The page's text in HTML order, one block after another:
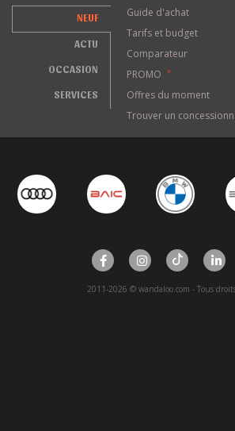
NEUF
ACTU
OCCASION
SERVICES
Guide d'achat
Tarifs et budget
Comparateur
PROMO
*
Offres du moment
Trouver un
2011-2026 © wandaloo.com - Tous